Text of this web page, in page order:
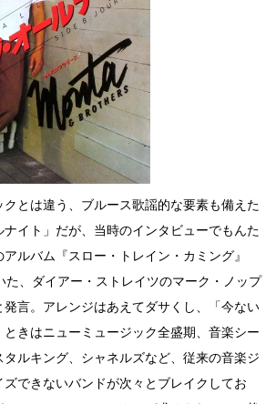
クとは違う、ブルース歌謡的な要素も備えた
ナイト」だが、当時のインタビューでもんた
ルバム『スロー・トレイン・カミング』
た、ダイアー・ストレイツのマーク・ノップ
言。アレンジはあえてダサくし、「今ない
きはニューミュージック全盛期、音楽シー
タルキング、シャネルズなど、従来の音楽ジ
ズできないバンドが次々とブレイクしてお